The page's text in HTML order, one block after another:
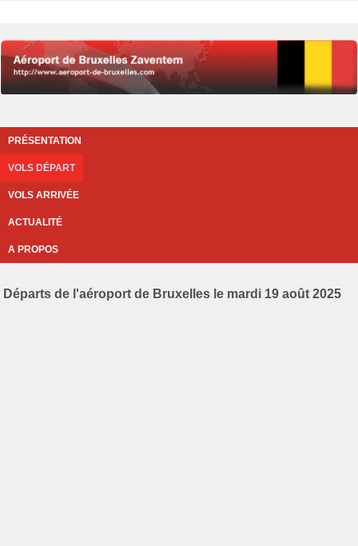
PRÉSENTATION
VOLS DÉPART
VOLS ARRIVÉE
ACTUALITÉ
A PROPOS
Départs de l'aéroport de Bruxelles le mardi 19 août 2025